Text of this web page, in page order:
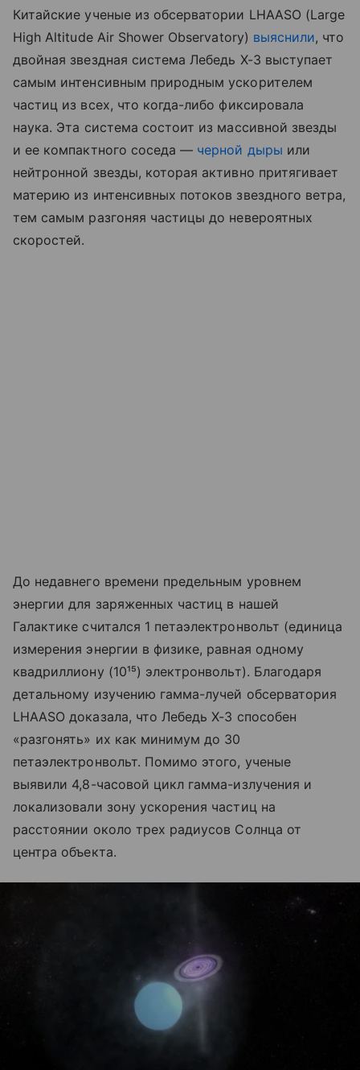
Китайские ученые из обсерватории LHAASO (Large
High Altitude Air Shower Observatory) выяснили, что
двойная звездная система Лебедь X-3 выступает
самым интенсивным природным ускорителем
частиц из всех, что когда-либо фиксировала
наука. Эта система состоит из массивной звезды
и ее компактного соседа — черной дыры или
нейтронной звезды, которая активно притягивает
материю из интенсивных потоков звездного ветра,
тем самым разгоняя частицы до невероятных
скоростей.
До недавнего времени предельным уровнем
энергии для заряженных частиц в нашей
Галактике считался 1 петаэлектронвольт (единица
измерения энергии в физике, равная одному
квадриллиону (10¹⁵) электронвольт). Благодаря
детальному изучению гамма-лучей обсерватория
LHAASO доказала, что Лебедь X-3 способен
«разгонять» их как минимум до 30
петаэлектронвольт. Помимо этого, ученые
выявили 4,8-часовой цикл гамма-излучения и
локализовали зону ускорения частиц на
расстоянии около трех радиусов Солнца от
центра объекта.